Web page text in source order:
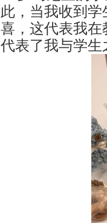
此，当我收到
喜，这代表我
代表了我与学